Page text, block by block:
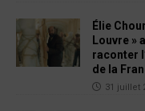
Élie
Louvre »
raconter
de la
31 juillet